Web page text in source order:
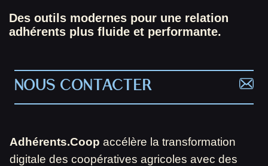
Des outils modernes pour une relation
adhérents plus fluide et performante.
NOUS CONTACTER
Adhérents.Coop accélère la transformation
digitale des coopératives agricoles avec des